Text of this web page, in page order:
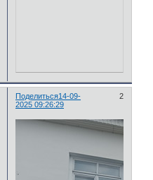
Поделиться 2
14-09-
2025 09:26:29